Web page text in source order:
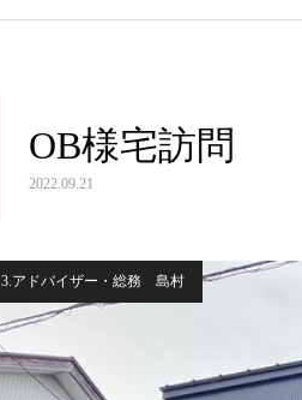
OB様宅訪問
2022.09.21
3.アドバイザー・総務 島村